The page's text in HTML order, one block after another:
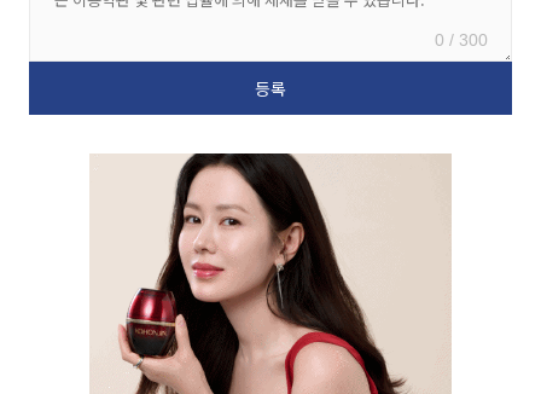
0 / 300